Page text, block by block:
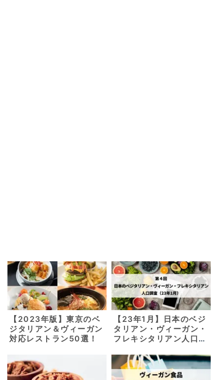
【2023年版】東京のベ
ジタリアン＆ヴィーガン
対応レストラン50選！
【23年1月】日本のベジ
タリアン・ヴィーガン・
フレキシタリアン人口調